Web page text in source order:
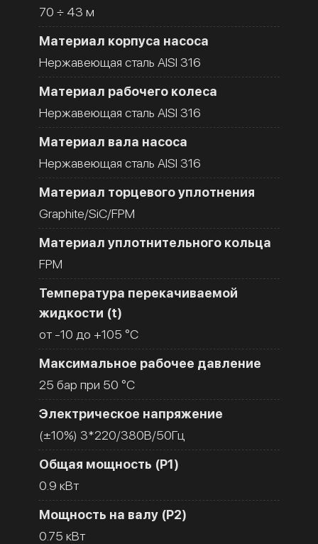
70 ÷ 43 м
Материал корпуса насоса
Нержавеющая сталь AISI 316
Материал рабочего колеса
Нержавеющая сталь AISI 316
Материал вала насоса
Нержавеющая сталь AISI 316
Материал торцевого уплотнения
Graphite/SiC/FPM
Материал уплотнительного кольца
FPM
Температура перекачиваемой
жидкости (t)
от -10 до +105 °C
Максимальное рабочее давление
25 бар при 50 °C
Электрическое напряжение
(±10%) 3*220/380В/50Гц
Общая мощность (Р1)
0.9 кВт
Мощность на валу (Р2)
0.75 кВт